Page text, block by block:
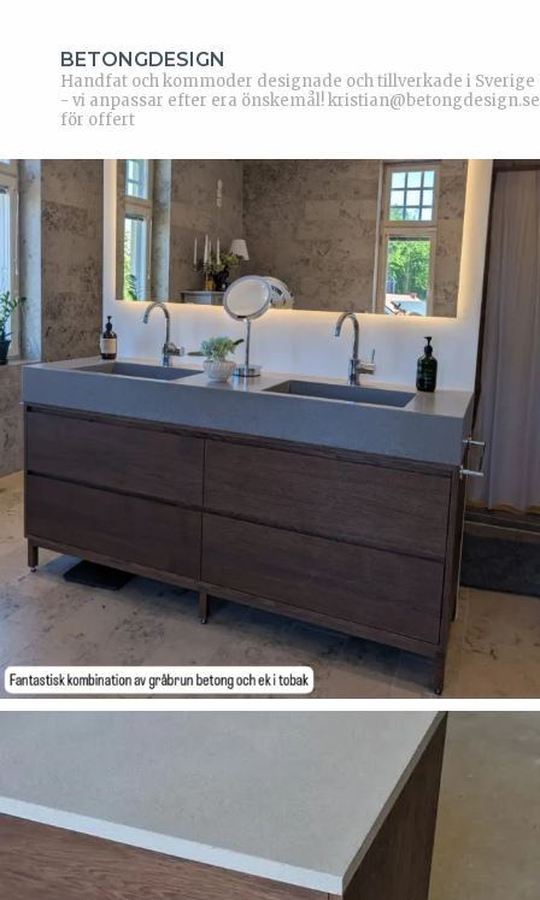
BETONGDESIGN
Handfat och kommoder designade och tillverkade i Sverige
- vi anpassar efter era önskemål!kristian@betongdesign.se
för offert